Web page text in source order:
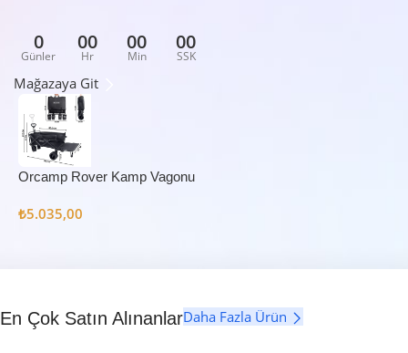
0
Günler
00
Hr
00
Min
00
SSK
Mağazaya Git
Orcamp Rover Kamp Vagonu
₺5.035,00
En Çok Satın AlınanlarDaha Fazla Ürün